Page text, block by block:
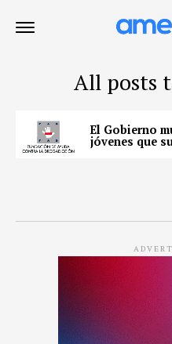
All posts
El Gobierno
jóvenes que